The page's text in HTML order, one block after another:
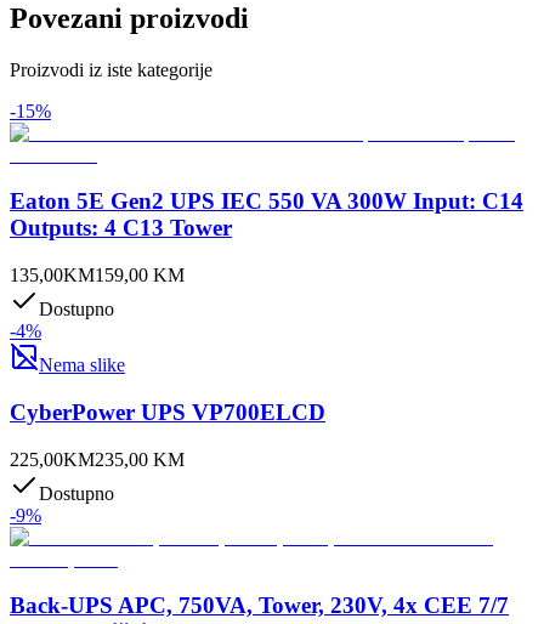
Povezani proizvodi
Proizvodi iz iste kategorije
-15%
Eaton 5E Gen2 UPS IEC 550 VA 300W Input: C14
Outputs: 4 C13 Tower
135,00KM159,00 KM
Dostupno
-4%
Nema slike
CyberPower UPS VP700ELCD
225,00KM235,00 KM
Dostupno
-9%
Back-UPS APC, 750VA, Tower, 230V, 4x CEE 7/7